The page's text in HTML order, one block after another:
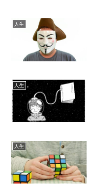
人生
人生
人生